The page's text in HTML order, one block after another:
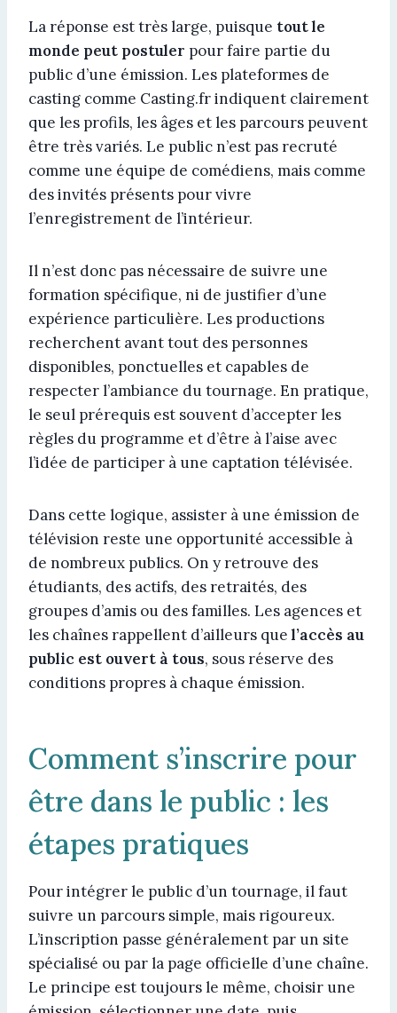
La réponse est très large, puisque tout le
monde peut postuler pour faire partie du
public d’une émission. Les plateformes de
casting comme Casting.fr indiquent clairement
que les profils, les âges et les parcours peuvent
être très variés. Le public n’est pas recruté
comme une équipe de comédiens, mais comme
des invités présents pour vivre
l’enregistrement de l’intérieur.
Il n’est donc pas nécessaire de suivre une
formation spécifique, ni de justifier d’une
expérience particulière. Les productions
recherchent avant tout des personnes
disponibles, ponctuelles et capables de
respecter l’ambiance du tournage. En pratique,
le seul prérequis est souvent d’accepter les
règles du programme et d’être à l’aise avec
l’idée de participer à une captation télévisée.
Dans cette logique, assister à une émission de
télévision reste une opportunité accessible à
de nombreux publics. On y retrouve des
étudiants, des actifs, des retraités, des
groupes d’amis ou des familles. Les agences et
les chaînes rappellent d’ailleurs quel’accès au
public est ouvert à tous, sous réserve des
conditions propres à chaque émission.
Comment s’inscrire pour
être dans le public : les
étapes pratiques
Pour intégrer le public d’un tournage, il faut
suivre un parcours simple, mais rigoureux.
L’inscription passe généralement par un site
spécialisé ou par la page officielle d’une chaîne.
Le principe est toujours le même, choisir une